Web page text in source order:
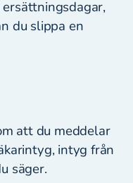
du slippa en
att du meddelar
intyg från
säger.